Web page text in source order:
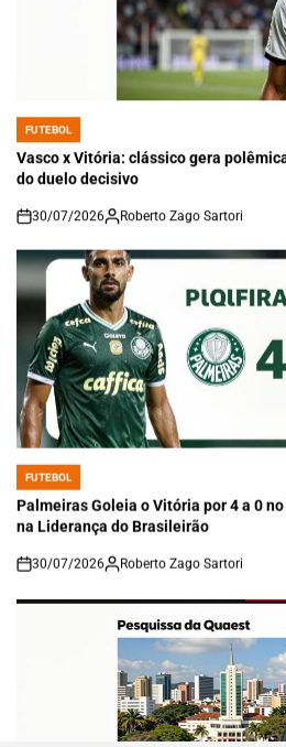
POSTED
IN
FUTEBOL
Vasco x Vitória: clássico gera
do duelo decisivo
on
30/07/2026 Roberto Zago Sartori
POSTED
IN
FUTEBOL
Palmeiras Goleia o Vitória por 4 a 0
na Liderança do Brasileirão
on
30/07/2026 Roberto Zago Sartori